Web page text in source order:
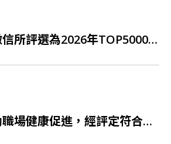
杰力榮獲中華徵信所評選為2026年TOP5000傑出企業中排名全台第42名積體電路設計業者
杰⼒致⼒於推動職場健康促進，經評定符合健康促進啟動職場